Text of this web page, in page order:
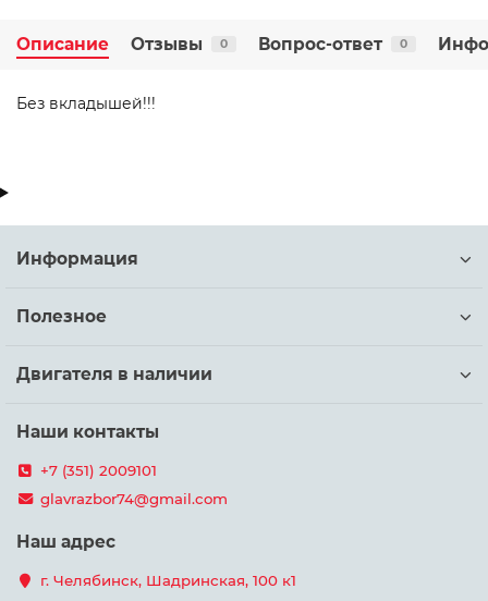
Описание Отзывы 0 Вопрос-ответ 0
Без вкладышей!!!
Информация
Полезное
Двигателя в наличии
Наши контакты
+7 (351) 2009101
glavrazbor74@gmail.com
Наш адрес
г. Челябинск, Шадринская, 100 к1